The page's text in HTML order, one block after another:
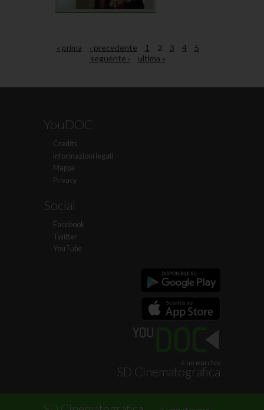
« prima ‹ precedente 1 2 3 4
5
seguente ›
ultima »
YouDOC
Credits
Informazioni legali
Mappa
Privacy
Social
Facebook
Twitter
YouTube
è un marchio
SD Cinematografica